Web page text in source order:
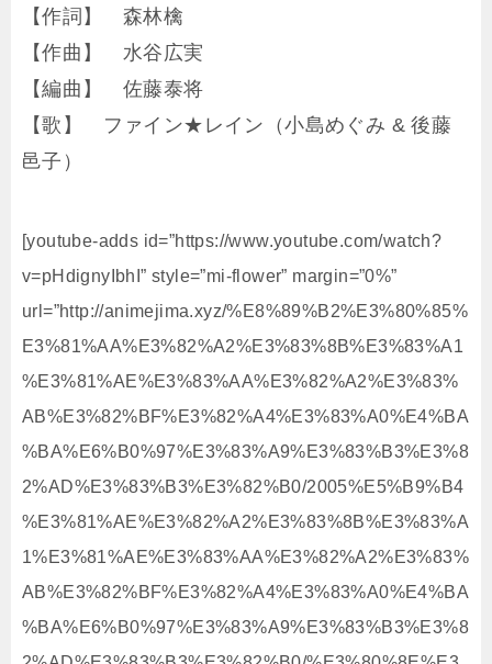
【作詞】 森林檎
【作曲】 水谷広実
【編曲】 佐藤泰将
【歌】 ファイン★レイン（小島めぐみ & 後藤
邑子）
[youtube-adds id=”https://www.youtube.com/watch?
v=pHdignyIbhI” style=”mi-flower” margin=”0%”
url=”http://animejima.xyz/%E8%89%B2%E3%80%85%
E3%81%AA%E3%82%A2%E3%83%8B%E3%83%A1
%E3%81%AE%E3%83%AA%E3%82%A2%E3%83%
AB%E3%82%BF%E3%82%A4%E3%83%A0%E4%BA
%BA%E6%B0%97%E3%83%A9%E3%83%B3%E3%8
2%AD%E3%83%B3%E3%82%B0/2005%E5%B9%B4
%E3%81%AE%E3%82%A2%E3%83%8B%E3%83%A
1%E3%81%AE%E3%83%AA%E3%82%A2%E3%83%
AB%E3%82%BF%E3%82%A4%E3%83%A0%E4%BA
%BA%E6%B0%97%E3%83%A9%E3%83%B3%E3%8